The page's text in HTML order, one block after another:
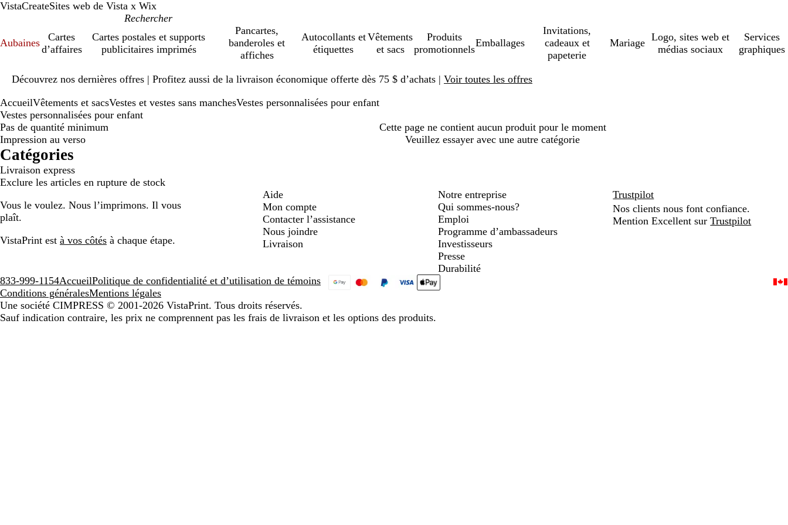
VistaCreateSites web de Vista x Wix
Aubaines
Cartes
d’affaires
Cartes postales et supports
publicitaires imprimés
Pancartes,
banderoles et
affiches
Autocollants et
étiquettes
Vêtements
et sacs
Produits
promotionnels
Emballages
Invitations,
cadeaux et
papeterie
Mariage
Logo, sites web et
médias sociaux
Services
graphiques
Découvrez nos dernières offres | Profitez aussi de la livraison économique offerte dès 75 $ d’achats | Voir toutes les offres
1
AccueilVêtements et sacsVestes et vestes sans manchesVestes personnalisées pour enfant
Vestes personnalisées pour enfant
Pas de quantité minimum
Impression au verso
Catégories
Livraison express
Exclure les articles en rupture de stock
Cette page ne contient aucun produit pour le moment
Veuillez essayer avec une autre catégorie
Vous le voulez. Nous l’imprimons. Il vous
plaît.
VistaPrint est à vos côtés à chaque étape.
Aide
Mon compte
Contacter l’assistance
Nous joindre
Livraison
Notre entreprise
Qui sommes-nous?
Emploi
Programme d’ambassadeurs
Investisseurs
Presse
Durabilité
Trustpilot
Nos clients nous font confiance.
Mention Excellent surTrustpilot
833-999-1154AccueilPolitique de confidentialité et d’utilisation de témoins
Conditions généralesMentions légales
Une société CIMPRESS © 2001-2026 VistaPrint. Tous droits réservés.
Sauf indication contraire, les prix ne comprennent pas les frais de livraison et les options des produits.